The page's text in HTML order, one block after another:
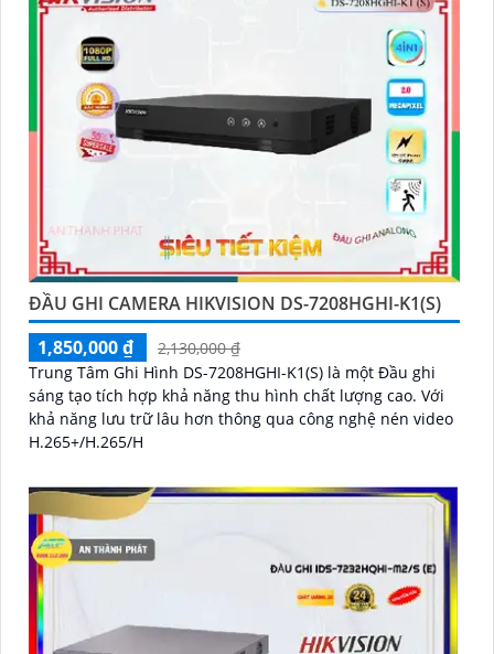
ĐẦU GHI CAMERA HIKVISION DS-7208HGHI-K1(S)
1,850,000 ₫
2,130,000 ₫
Trung Tâm Ghi Hình DS-7208HGHI-K1(S) là một Đầu ghi
sáng tạo tích hợp khả năng thu hình chất lượng cao. Với
khả năng lưu trữ lâu hơn thông qua công nghệ nén video
H.265+/H.265/H